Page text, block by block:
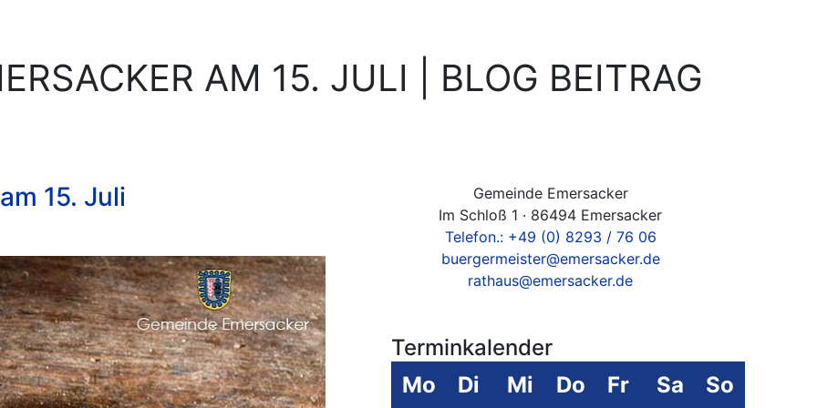
AM 15. JULI | BLOG BEITRAG
15. Juli
Gemeinde Emersacker
Im Schloß 1 · 86494 Emersacker
Telefon.: +49 (0) 8293 / 76 06
buergermeister@emersacker.de
rathaus@emersacker.de
Terminkalender
Mo
Di Mi Do Fr Sa So